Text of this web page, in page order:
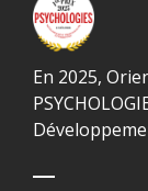
En 2025,